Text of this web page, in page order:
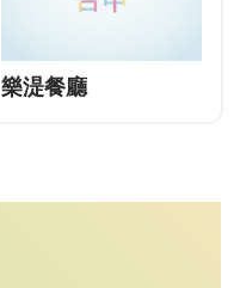
樂湜餐廳